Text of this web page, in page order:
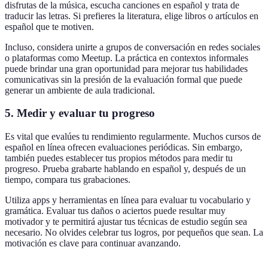
disfrutas de la música, escucha canciones en español y trata de
traducir las letras. Si prefieres la literatura, elige libros o artículos en
español que te motiven.
Incluso, considera unirte a grupos de conversación en redes sociales
o plataformas como Meetup. La práctica en contextos informales
puede brindar una gran oportunidad para mejorar tus habilidades
comunicativas sin la presión de la evaluación formal que puede
generar un ambiente de aula tradicional.
5. Medir y evaluar tu progreso
Es vital que evalúes tu rendimiento regularmente. Muchos cursos de
español en línea ofrecen evaluaciones periódicas. Sin embargo,
también puedes establecer tus propios métodos para medir tu
progreso. Prueba grabarte hablando en español y, después de un
tiempo, compara tus grabaciones.
Utiliza apps y herramientas en línea para evaluar tu vocabulario y
gramática. Evaluar tus daños o aciertos puede resultar muy
motivador y te permitirá ajustar tus técnicas de estudio según sea
necesario. No olvides celebrar tus logros, por pequeños que sean. La
motivación es clave para continuar avanzando.